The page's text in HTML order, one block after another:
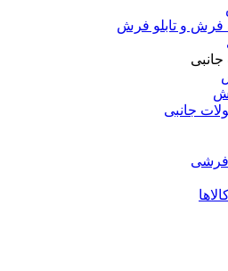
فرش و تابلو فرش
جانبی
فرشی